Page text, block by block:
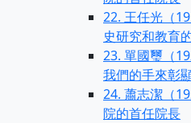
22. 王任光（
史研究和教育
23. 單國璽（
我們的手來彰
24. 蕭志潔（
院的首任院長